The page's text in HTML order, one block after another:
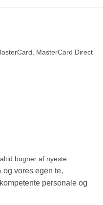
MasterCard Direct
bugner af nyeste
og vores egen te,
personale og